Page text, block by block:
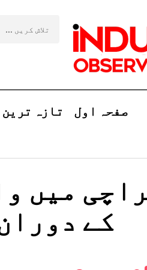
صفحہ اول تازہ ترین
میں
کے